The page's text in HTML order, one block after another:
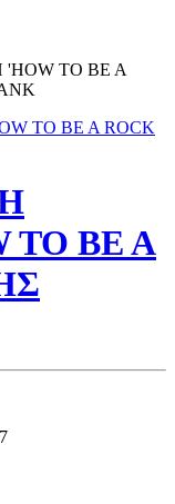
TO BE A
BE A